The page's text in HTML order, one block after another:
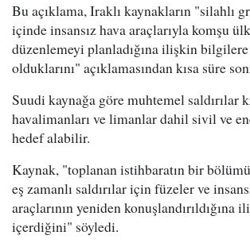
Bu açıklama, Iraklı kaynakların "silahlı
içinde insansız hava araçlarıyla komşu
düzenlemeyi planladığına ilişkin
olduklarını" açıklamasından kısa süre
Suudi kaynağa göre muhtemel saldırılar
havalimanları ve limanlar dahil sivil ve
hedef alabilir.
Kaynak, "toplanan istihbaratın bir
eş zamanlı saldırılar için füzeler ve
araçlarının yeniden
içerdiğini" söyledi.